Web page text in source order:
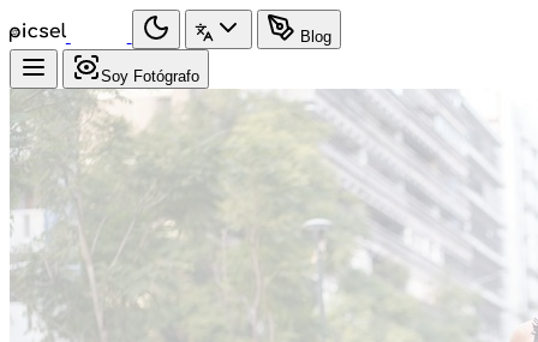
Blog
Soy Fotógrafo